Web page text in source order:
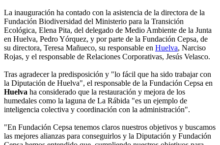
La inauguración ha contado con la asistencia de la directora de la
Fundación Biodiversidad del Ministerio para la Transición
Ecológica, Elena Pita, del delegado de Medio Ambiente de la Junta
en Huelva, Pedro Yórquez, y por parte de la Fundación Cepsa, de
su directora, Teresa Mañueco, su responsable en Huelva, Narciso
Rojas, y el responsable de Relaciones Corporativas, Jesús Velasco.
Tras agradecer la predisposición y "lo fácil que ha sido trabajar con
la Diputación de Huelva", el responsable de la Fundación Cepsa en
Huelva ha considerado que la restauración y mejora de los
humedales como la laguna de La Rábida "es un ejemplo de
inteligencia colectiva y coordinación con la administración".
"En Fundación Cepsa tenemos claros nuestros objetivos y buscamos
las mejores alianzas para conseguirlos y la Diputación y Fundación